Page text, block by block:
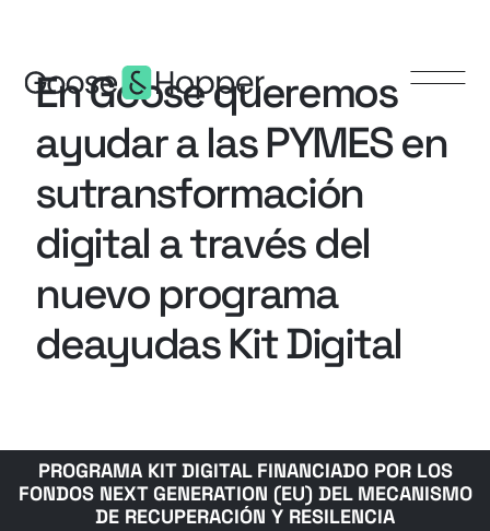
EnGoosequeremos
ayudara lasPYMESen
sutransformación
digital através del
nuevo programa
deayudasKitDigital
PROGRAMA KIT DIGITAL FINANCIADO POR LOS
FONDOS NEXT GENERATION (EU) DEL MECANISMO
DE RECUPERACIÓN Y RESILENCIA